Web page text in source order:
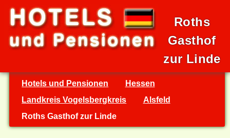
Roths
Gasthof
zur Linde
Hotels und Pensionen
Hessen
Landkreis Vogelsbergkreis
Alsfeld
Roths Gasthof zur Linde